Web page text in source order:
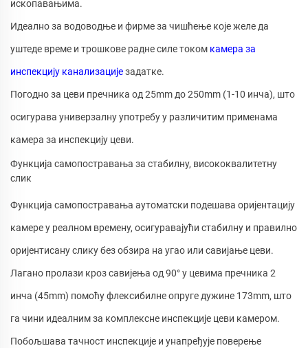
ископавањима.
Идеално за водоводње и фирме за чишћење које желе да
уштеде време и трошкове радне силе током камера за
инспекцију канализацијезадатке.
Погодно за цеви пречника од 25mm до 250mm (1-10 инча), што
осигурава универзалну употребу у различитим применама
камера за инспекцију цеви.
Функција самопостравања за стабилну, висококвалитетну
слик
Функција самопостравања аутоматски подешава оријентацију
камере у реалном времену, осигуравајући стабилну и правилно
оријентисану слику без обзира на угао или савијање цеви.
Лагано пролази кроз савијења од 90° у цевима пречника 2
инча (45mm) помоћу флексибилне опруге дужине 173mm, што
га чини идеалним за комплексне инспекције цеви камером.
Побољшава тачност инспекције и унапређује поверење